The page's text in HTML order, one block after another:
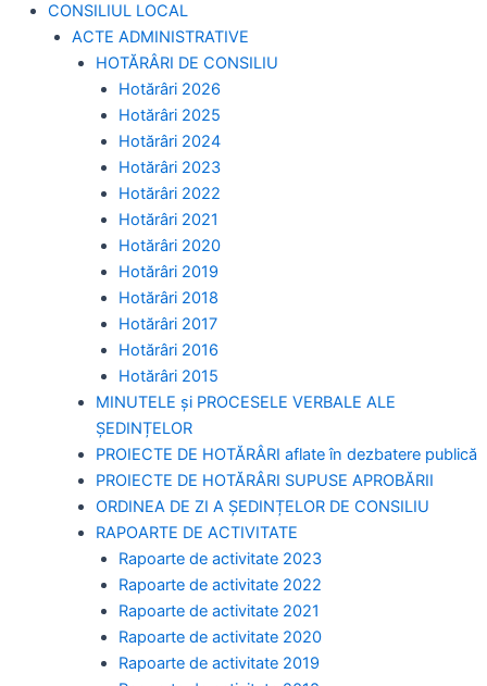
CONSILIUL LOCAL
ACTE ADMINISTRATIVE
HOTĂRÂRI DE CONSILIU
Hotărâri 2026
Hotărâri 2025
Hotărâri 2024
Hotărâri 2023
Hotărâri 2022
Hotărâri 2021
Hotărâri 2020
Hotărâri 2019
Hotărâri 2018
Hotărâri 2017
Hotărâri 2016
Hotărâri 2015
MINUTELE și PROCESELE VERBALE ALE
ȘEDINȚELOR
PROIECTE DE HOTĂRÂRI aflate în dezbatere publică
PROIECTE DE HOTĂRÂRI SUPUSE APROBĂRII
ORDINEA DE ZI A ȘEDINȚELOR DE CONSILIU
RAPOARTE DE ACTIVITATE
Rapoarte de activitate 2023
Rapoarte de activitate 2022
Rapoarte de activitate 2021
Rapoarte de activitate 2020
Rapoarte de activitate 2019